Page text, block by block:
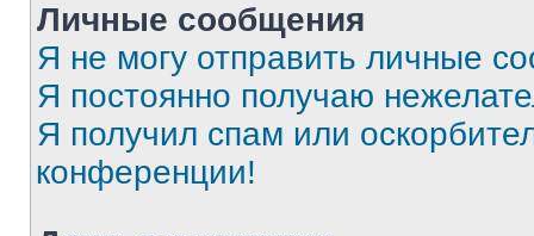
Личные сообщения
Я не могу отправить личные
Я постоянно получаю
Я получил спам или
конференции!